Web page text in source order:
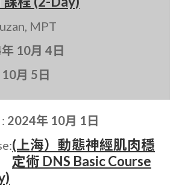
MPT
10月 4日
月 5日
2024年 10月 1日
(上海）動態神經肌肉穩
定術 DNS Basic Course